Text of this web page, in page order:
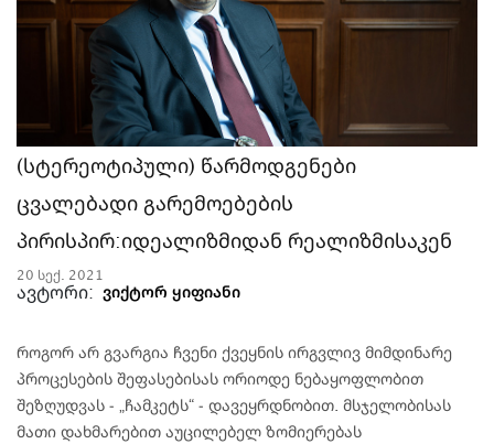
(სტერეოტიპული) წარმოდგენები
ცვალებადი გარემოებების
პირისპირ:იდეალიზმიდან რეალიზმისაკენ
ავტორი: ვიქტორ ყიფიანი
20 სექ. 2021
როგორ არ გვარგია ჩვენი ქვეყნის ირგვლივ მიმდინარე
პროცესების შეფასებისას ორიოდე ნებაყოფლობით
შეზღუდვას - „ჩამკეტს“ - დავეყრდნობით. მსჯელობისას
მათი დახმარებით აუცილებელ ზომიერებას